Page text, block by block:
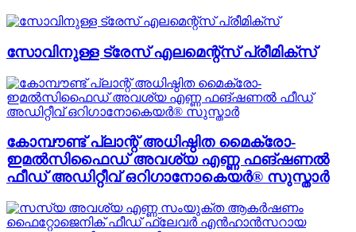
സോവിനുള്ള ട്രേസ് എലമെന്റ്സ് പ്രീമിക്സ്
കോമ്പൗണ്ട് പ്ലാന്റ് അധിഷ്ഠിത മൈക്രോ-
ഇമൽസിഫൈഡ് അവശ്യ എണ്ണ ഫങ്ഷണൽ
ഫീഡ് അഡിറ്റീവ് ഒറിഗാനോകെയർ® സുസ്താർ